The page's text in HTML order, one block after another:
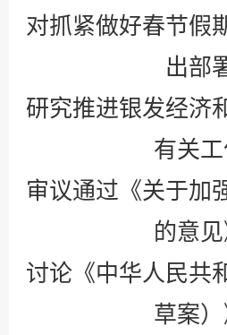
对抓紧做好春节假
出部
研究推进银发经济
有关
审议通过《关于加
的意见
讨论《中华人民共
草案）